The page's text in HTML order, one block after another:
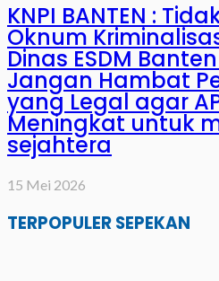
KNPI BANTEN :
Oknum
Dinas ESDM
Jangan Hambat
yang Legal agar
Meningkat untuk
sejahtera
15 Mei 2026
TERPOPULER SEPEKAN